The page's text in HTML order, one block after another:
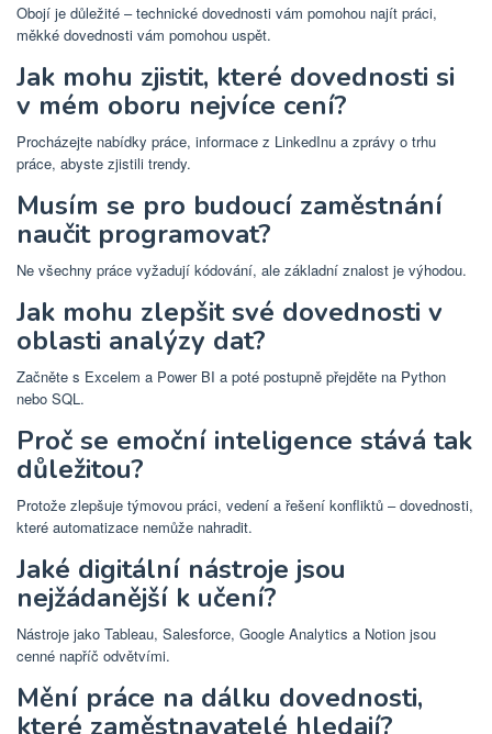
Obojí je důležité – technické dovednosti vám pomohou najít práci,
měkké dovednosti vám pomohou uspět.
Jak mohu zjistit, které dovednosti si
v mém oboru nejvíce cení?
Procházejte nabídky práce, informace z LinkedInu a zprávy o trhu
práce, abyste zjistili trendy.
Musím se pro budoucí zaměstnání
naučit programovat?
Ne všechny práce vyžadují kódování, ale základní znalost je výhodou.
Jak mohu zlepšit své dovednosti v
oblasti analýzy dat?
Začněte s Excelem a Power BI a poté postupně přejděte na Python
nebo SQL.
Proč se emoční inteligence stává tak
důležitou?
Protože zlepšuje týmovou práci, vedení a řešení konfliktů – dovednosti,
které automatizace nemůže nahradit.
Jaké digitální nástroje jsou
nejžádanější k učení?
Nástroje jako Tableau, Salesforce, Google Analytics a Notion jsou
cenné napříč odvětvími.
Mění práce na dálku dovednosti,
které zaměstnavatelé hledají?